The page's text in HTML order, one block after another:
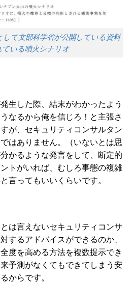
て文部科学省が公開している資料
ている噴火シナリオ
生した際、結末がわかったよう
なるから俺を信じろ！と主張さ
が、セキュリティコンサルタン
はありません。（いないとは思
かるような発言をして、断定的
トがいれば、むしろ事態の複雑
言ってもいいくらいです。
は言えないセキュリティコンサ
するアドバイスができるのか、
度を高める方法を複数提示でき
予測がなくてもできてしまう安
からです。